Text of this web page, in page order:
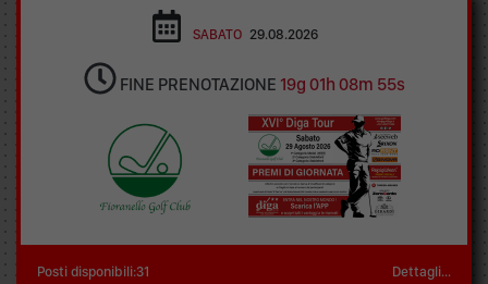
SABATO 29.08.2026
FINE PRENOTAZIONE 19g 01h 08m 55s
Posti disponibili:31 Dettagli...